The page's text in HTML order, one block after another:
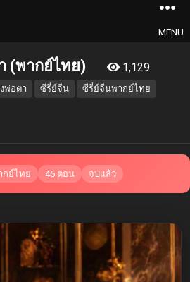
MENU
(พากย์ไทย) 1,129
พ่อตา ซีรี่ย์จีน
ซีรี่ย์จีนพากย์ไทย
กย์ไทย 46 ตอน จบแล้ว